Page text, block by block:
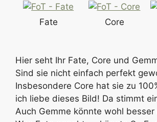
Fate
Core
Hier seht Ihr Fate, Core und
Sind sie nicht einfach perfekt
Insbesondere Core hat sie zu
ich liebe dieses Bild! Da stimmt
Auch Gemme könnte wohl besser